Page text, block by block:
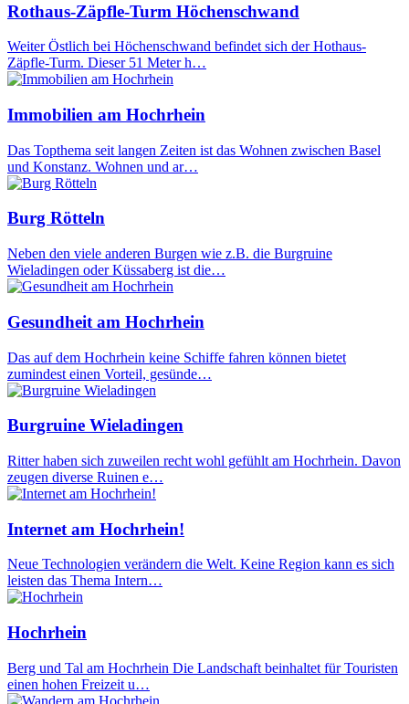
Rothaus-Zäpfle-Turm Höchenschwand
Weiter Östlich bei Höchenschwand befindet sich der Hothaus-
Zäpfle-Turm. Dieser 51 Meter h…
Immobilien am Hochrhein
Das Topthema seit langen Zeiten ist das Wohnen zwischen Basel
und Konstanz. Wohnen und ar…
Burg Rötteln
Neben den viele anderen Burgen wie z.B. die Burgruine
Wieladingen oder Küssaberg ist die…
Gesundheit am Hochrhein
Das auf dem Hochrhein keine Schiffe fahren können bietet
zumindest einen Vorteil, gesünde…
Burgruine Wieladingen
Ritter haben sich zuweilen recht wohl gefühlt am Hochrhein. Davon
zeugen diverse Ruinen e…
Internet am Hochrhein!
Neue Technologien verändern die Welt. Keine Region kann es sich
leisten das Thema Intern…
Hochrhein
Berg und Tal am Hochrhein Die Landschaft beinhaltet für Touristen
einen hohen Freizeit u…